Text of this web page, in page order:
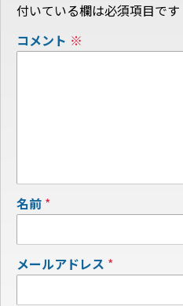
付いている欄は必須項目です
コメント ※
名前 *
メールアドレス *